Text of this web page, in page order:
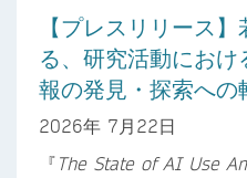
【プレスリリース
る、研究活動にお
報の発見・探索への
2026年 7月22日
『The State of AI Use